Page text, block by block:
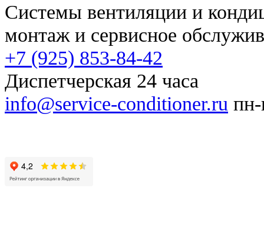
Системы вентиляции и
монтаж и сервисное
+7 (925) 853-84-42
Диспетчерская 24 часа
info@service-conditioner.ru